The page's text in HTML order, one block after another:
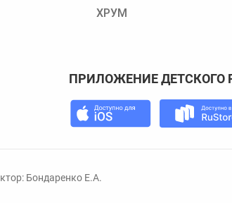
ХРУМ
ПРИЛОЖЕНИЕ ДЕТСКОГО
Бондаренко Е.А.